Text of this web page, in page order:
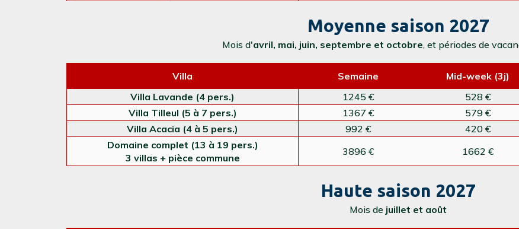
Moyenne saison 2027
Mois d'avril, mai, juin, septembre et octobre, et périodes de
Villa Semaine Mid-week (3j)
Villa Lavande (4 pers.) 1245 € 528 €
Villa Tilleul (5 à 7 pers.)
1367 € 579 €
Villa Acacia (4 à 5 pers.)
992 € 420 €
Domaine complet (13 à 19 pers.)
3 villas + pièce commune
3896 € 1662 €
Haute saison 2027
Mois de juillet et août